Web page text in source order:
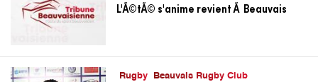
L'Ã©tÃ© s'anime revient Ã Beauvais
Rugby Beauvais Rugby Club